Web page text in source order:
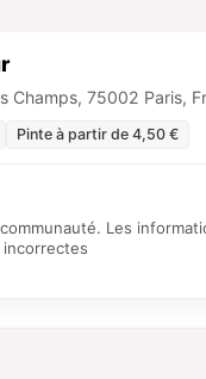
Champs, 75002 Paris,
Pinte à partir de 4,50 €
Les